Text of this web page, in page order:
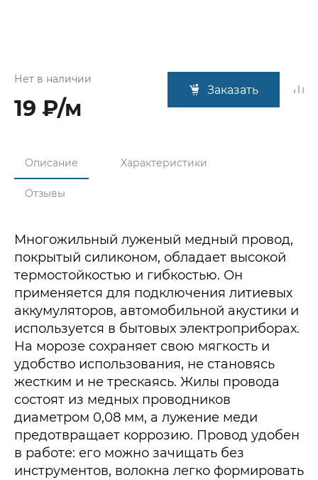
Нет в наличии
19 ₽/м
Заказать
Описание Характеристики
Отзывы
Многожильный луженый медный провод,
покрытый силиконом, обладает высокой
термостойкостью и гибкостью. Он
применяется для подключения литиевых
аккумуляторов, автомобильной акустики и
используется в бытовых электроприборах.
На морозе сохраняет свою мягкость и
удобство использования, не становясь
жестким и не трескаясь. Жилы провода
состоят из медных проводников
диаметром 0,08 мм, а лужение меди
предотвращает коррозию. Провод удобен
в работе: его можно зачищать без
инструментов, волокна легко формировать